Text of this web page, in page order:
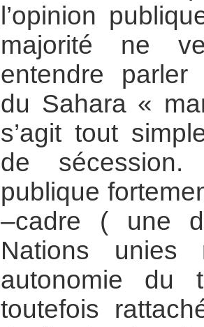
l’opinion
majorité ne
entendre parler
du Sahara «
s’agit tout
de
publique
–cadre ( une
Nations
autonomie du
toutefois